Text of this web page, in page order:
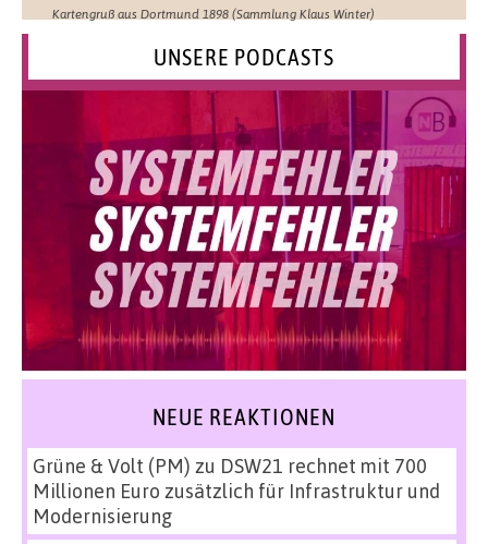
Kartengruß aus Dortmund 1898 (Sammlung Klaus Winter)
UNSERE PODCASTS
NEUE REAKTIONEN
Grüne & Volt (PM) zu DSW21 rechnet mit 700
Millionen Euro zusätzlich für Infrastruktur und
Modernisierung